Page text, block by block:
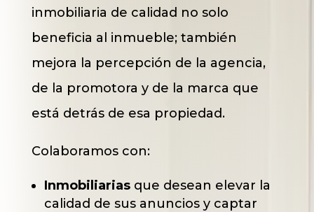
inmobiliaria de calidad no solo
beneficia al inmueble; también
mejora la percepción de la agencia,
de la promotora y de la marca que
está detrás de esa propiedad.
Colaboramos con:
Inmobiliariasque desean elevar la
calidad de sus anuncios y captar